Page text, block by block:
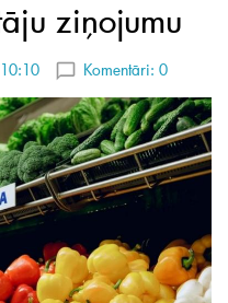
ziņojumu
Komentāri: 0